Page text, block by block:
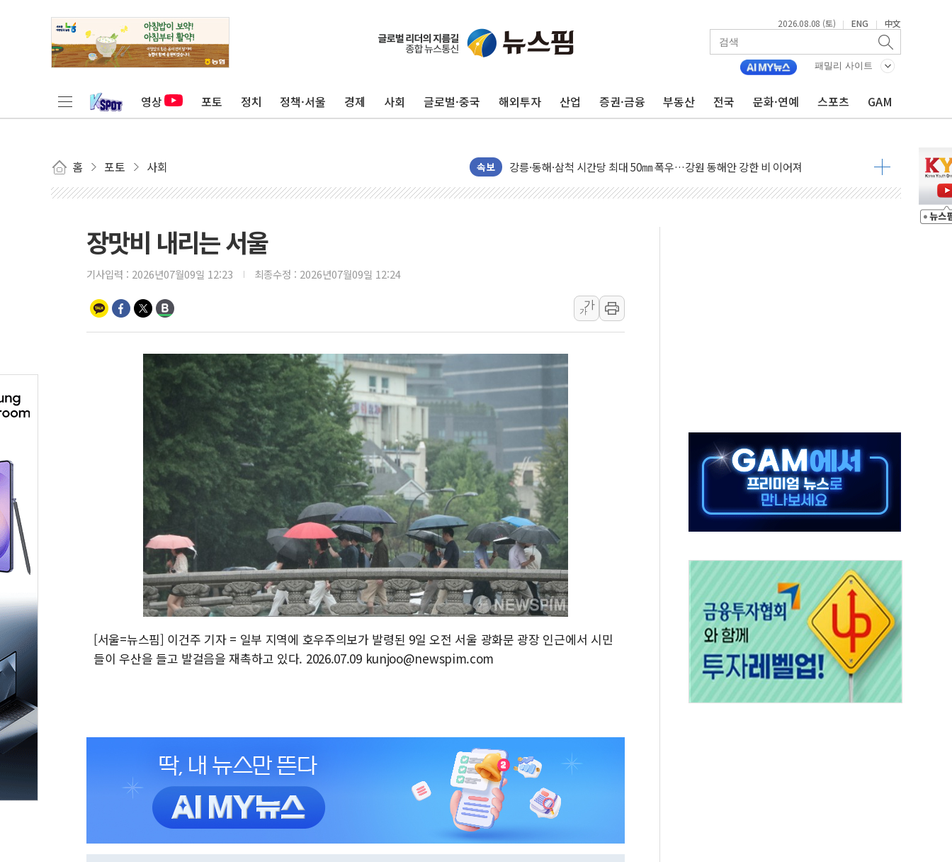
2026.08.08 (토) | ENG | 中文
패밀리 사이트
영상 포토 정치 정책·서울 경제 사회 글로벌·중국 해외투자 산업 증권·금융 부동산 전국 문화·연예 스포츠 GAM
홈 포토 사회 속보
[속보] 민주, 제주·인천 경선 결과 발표...김민석 47.75% 정청래 42.08%
[속보] 민주, 인천 경선 결과 발표...김민석 45.09% 정청래 43.27% 송영길 11.63%
이번주 국내 주요 금융일정(8.10~8.14)
美, 이란전 출구전략 만지작…공습 한계·탄약 부족 현실화
폐기물 수거하다 참변…60대 환경미화원 수거차에 치여 사망
서울 중랑구 주택가서 흉기 난동…60대 남성 2명 숨져
여수 오동도 인근 해상서 모터보트 전복…1명 사망·1명 실종
인천서 말다툼 중 어머니 흉기 살해 10대 아들 체포
'화합' 꺼낸 김민석에 '뻔뻔' 받아친 정청래…제주 연설서 신경전 고조
李대통령, ISA 개편 재검토 지시…與 "적극 환영"·野 "졸속 국정"
동해중부 전 해상 풍랑주의보…10일까지 최대 3.5m 높은 물결
中 전방위 아파트 부양, 수도 베이징도 부동산 규제 철폐
인제 용대리 계곡서 수위 상승으로 피서객 7명 고립…전원 구조
동해시, 11~14일 '별똥별 멍' 운영…페르세우스 유성우 관측
장맛비 내리는 서울
기사입력 : 2026년07월09일 12:23 최종수정 : 2026년07월09일 12:24
가
가
[서울=뉴스핌] 이건주 기자 = 일부 지역에 호우주의보가 발령된 9일 오전 서울 광화문 광장 인근에서 시민
들이 우산을 들고 발걸음을 재촉하고 있다. 2026.07.09 kunjoo@newspim.com